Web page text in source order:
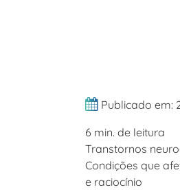
Publicado em:
6 min. de leitura
Transtornos
Condições que
e raciocínio